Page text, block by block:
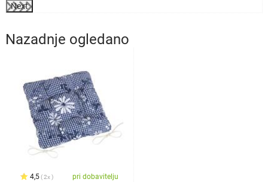
Next
Nazadnje ogledano
4,5 2x pri dobavitelju